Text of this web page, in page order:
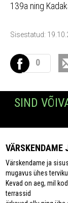
139a ning
Sisestatud:
0
SIND
VÄRSKENDAME
Värskendame ja
mugavus ühes
Kevad on aeg, mil
terrassid